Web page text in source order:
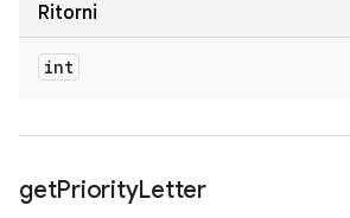
Ritorni
int
getPriorityLetter